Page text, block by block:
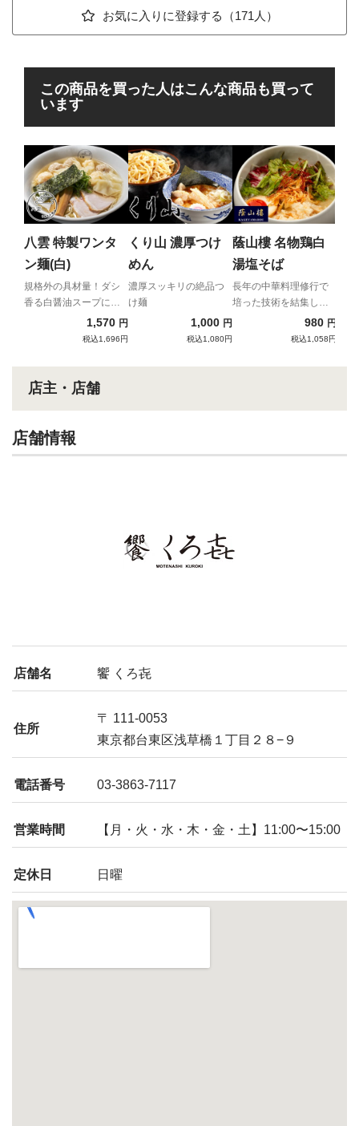
お気に入りに登録する（171人）
この商品を買った人はこんな商品も買って
います
八雲 特製ワンタ
ン麺(白)
規格外の具材量！ダシ
香る白醤油スープに名
物ワンタンが6個も入っ
た贅沢ワンタン麺！
1,570 円
税込1,696円
くり山 濃厚つけ
めん
濃厚スッキリの絶品つ
け麺
1,000 円
税込1,080円
蔭山樓 名物鶏白
湯塩そば
長年の中華料理修行で
培った技術を結集した
究極の鶏白湯ラーメ
980 円
税込1,058円
店主・店舗
店舗情報
店舗名 饗 くろ㐂
住所
〒 111-0053
東京都台東区浅草橋１丁目２８−９
電話番号 03-3863-7117
営業時間 【月・火・水・木・金・土】11:00〜15:00
定休日 日曜